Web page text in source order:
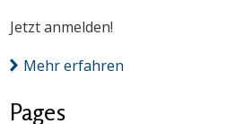
Jetzt anmelden!
Mehr erfahren
Pages